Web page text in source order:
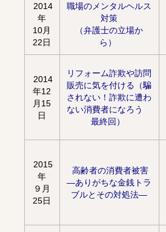
2014
年
10月
22日
職場のメンタルヘルス
対策
（弁護士の立場か
ら）
2014
年12
月15
日
リフォーム詐欺や訪問
販売に気を付ける（騙
されない！詐欺に遭わ
ない消費者になろう
最終回）
2015
年
９月
25日
高齢者の消費者被害
―ありがちな金銭トラ
ブルとその対処法―